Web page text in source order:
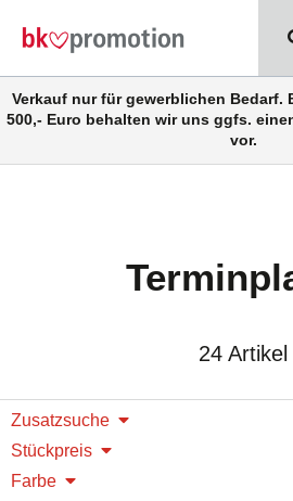
Verkauf nur für gewerblichen Bedarf.
500,- Euro behalten wir uns ggfs.
vor.
24 Artikel
Zusatzsuche
Stückpreis
Farbe